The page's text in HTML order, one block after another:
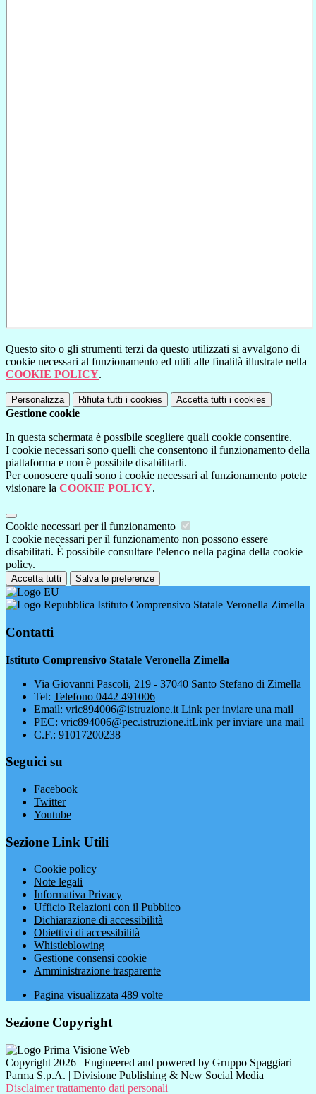
Questo sito o gli strumenti terzi da questo utilizzati si avvalgono di
cookie necessari al funzionamento ed utili alle finalità illustrate nella
COOKIE POLICY.
Personalizza Rifiuta tutti i cookies Accetta tutti i cookies
Gestione cookie
In questa schermata è possibile scegliere quali cookie consentire.
I cookie necessari sono quelli che consentono il funzionamento della
piattaforma e non è possibile disabilitarli.
Per conoscere quali sono i cookie necessari al funzionamento potete
visionare la COOKIE POLICY.
Cookie necessari per il funzionamento
I cookie necessari per il funzionamento non possono essere
disabilitati. È possibile consultare l'elenco nella pagina della cookie
policy.
Accetta tutti Salva le preferenze
Istituto Comprensivo Statale Veronella Zimella
Contatti
Istituto Comprensivo Statale Veronella Zimella
Via Giovanni Pascoli, 219 - 37040 Santo Stefano di Zimella
Tel: Telefono 0442 491006
Email: vric894006@istruzione.it Link per inviare una mail
PEC: vric894006@pec.istruzione.itLink per inviare una mail
C.F.: 91017200238
Seguici su
Facebook
Twitter
Youtube
Sezione Link Utili
Cookie policy
Note legali
Informativa Privacy
Ufficio Relazioni con il Pubblico
Dichiarazione di accessibilità
Obiettivi di accessibilità
Whistleblowing
Gestione consensi cookie
Amministrazione trasparente
Pagina visualizzata 489 volte
Sezione Copyright
Copyright 2026 | Engineered and powered by Gruppo Spaggiari
Parma S.p.A. | Divisione Publishing & New Social Media
Disclaimer trattamento dati personali